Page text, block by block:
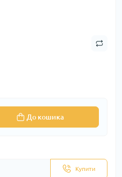
До кошика
Купити